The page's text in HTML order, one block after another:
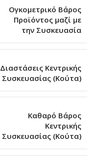
Ογκομετρικό Βάρος
Προϊόντος μαζί με
την Συσκευασία
Διαστάσεις Κεντρικής
Συσκευασίας (Κούτα)
Καθαρό Βάρος
Κεντρικής
Συσκευασίας (Κούτα)